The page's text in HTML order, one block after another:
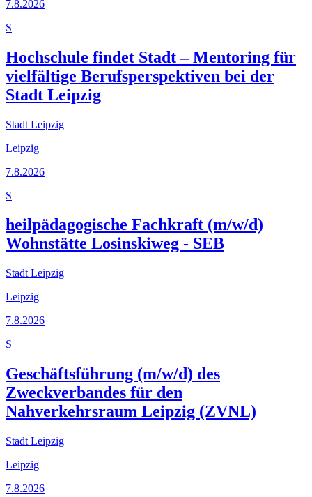
7.8.2026
S
Hochschule findet Stadt – Mentoring für
vielfältige Berufsperspektiven bei der
Stadt Leipzig
Stadt Leipzig
Leipzig
7.8.2026
S
heilpädagogische Fachkraft (m/w/d)
Wohnstätte Losinskiweg - SEB
Stadt Leipzig
Leipzig
7.8.2026
S
Geschäftsführung (m/w/d) des
Zweckverbandes für den
Nahverkehrsraum Leipzig (ZVNL)
Stadt Leipzig
Leipzig
7.8.2026